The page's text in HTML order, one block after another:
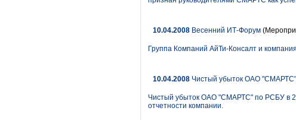
10.04.2008 Весенний ИТ-Форум
Группа Компаний АйТи-Консалт и
10.04.2008 Чистый убыток ОАО "СМАРТС"
Чистый убыток ОАО "СМАРТС" по РСБУ в
отчетности компании.